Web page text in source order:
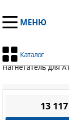
МЕНЮ
Каталог
Главная /
Нагнетатель для
13 117